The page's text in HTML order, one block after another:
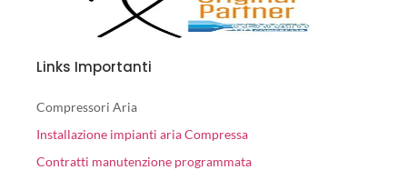
Links Importanti
Compressori Aria
Installazione impianti aria Compressa
Contratti manutenzione programmata